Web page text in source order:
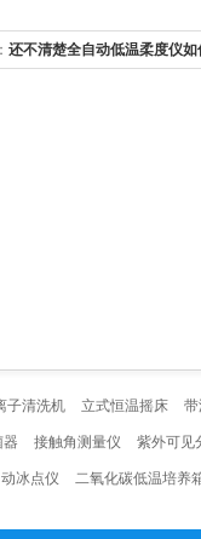
还不清楚全自动低温柔度仪
子清洗机 立式恒温摇床
器 接触角测量仪 紫外可见
冰点仪 二氧化碳低温培养